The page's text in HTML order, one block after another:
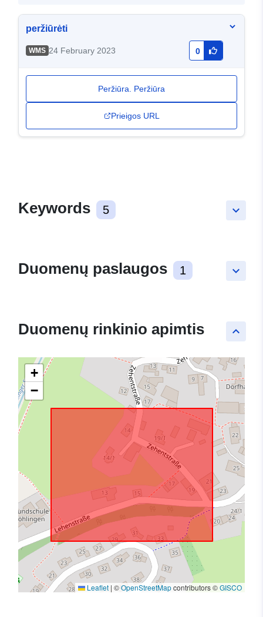
peržiūrėti
WMS 24 February 2023 0
Peržiūra. Peržiūra
Prieigos URL
keyboard_arrow_down
Keywords 5
keyboard_arrow_down
Duomenų paslaugos 1
keyboard_arrow_up
Duomenų rinkinio apimtis
+
−
Leaflet | ©OpenStreetMapcontributors ©GISCO